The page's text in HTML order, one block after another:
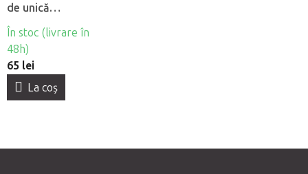
de unică
folosintă din
material netesut
Beautyfor®, 10
buc
În stoc (livrare în
48h)
65 lei
La coş